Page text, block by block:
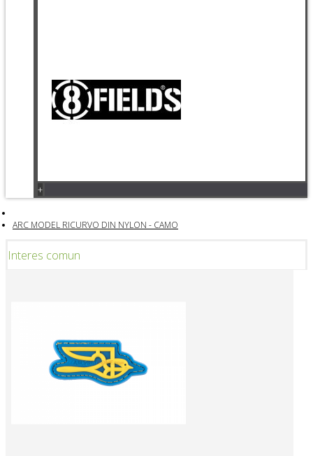
+
ARC MODEL RICURVO DIN NYLON - CAMO
Interes comun